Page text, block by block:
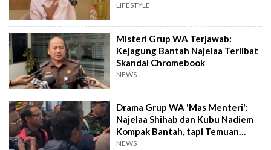
LIFESTYLE
Misteri Grup WA Terjawab:
Kejagung Bantah Najelaa Terlibat
Skandal Chromebook
NEWS
Drama Grup WA 'Mas Menteri':
Najelaa Shihab dan Kubu Nadiem
Kompak Bantah, tapi Temuan
Jaksa Beda
NEWS